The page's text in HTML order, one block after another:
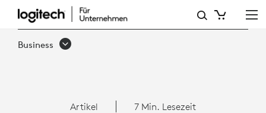
DREI
VORTEILE
Business
Artikel 7 Min. Lesezeit